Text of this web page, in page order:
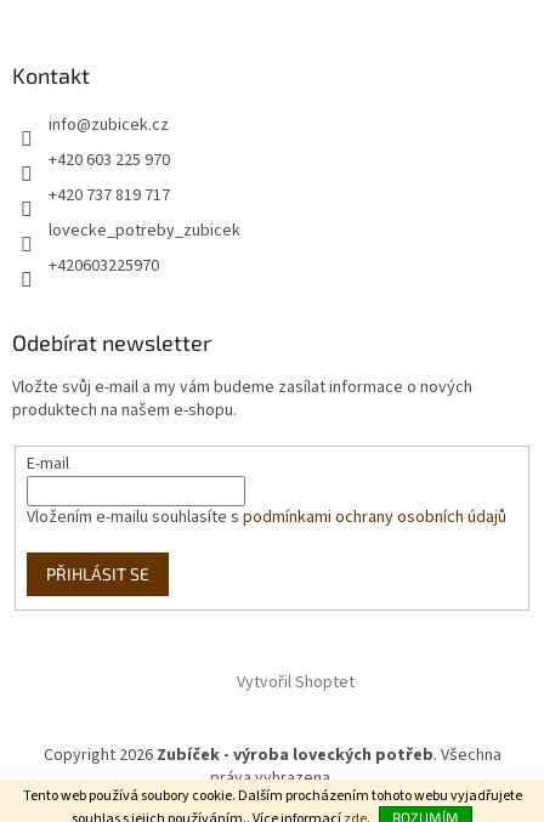
Tento web používá soubory cookie. Dalším procházením tohoto webu vyjadřujete
ROZUMÍM
Kontakt
info@zubicek.cz
+420 603 225 970
+420 737 819 717
lovecke_potreby_zubicek
+420603225970
Odebírat newsletter
Vložte svůj e-mail a my vám budeme zasílat informace o nových
produktech na našem e-shopu.
E-mail
Vložením e-mailu souhlasíte s podmínkami ochrany osobních údajů
PŘIHLÁSIT SE
Vytvořil Shoptet
Copyright 2026 Zubíček - výroba loveckých potřeb. Všechna
práva vyhrazena.